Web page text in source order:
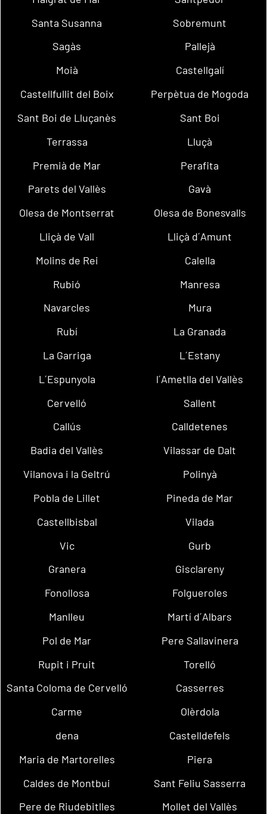
Santa Susanna
Sobremunt
Sagàs
Pallejà
Moià
Castellgalí
Castellfullit del Boix
Perpètua de Mogoda
Sant Boi de Lluçanès
Sant Boi
Terrassa
Lluçà
Premià de Mar
Perafita
Parets del Vallès
Gavà
Olesa de Montserrat
Olesa de Bonesvalls
Lliçà de Vall
Lliçà d´Amunt
Molins de Rei
Calella
Rubió
Manresa
Navarcles
Mura
Rubí
La Granada
La Garriga
L´Estany
L´Espunyola
l´Ametlla del Vallès
Cervelló
Sallent
Callús
Calldetenes
Badia del Vallès
Vilassar de Dalt
Vilanova i la Geltrú
Polinyà
Pobla de Lillet
Pineda de Mar
Castellbisbal
Vilada
Vic
Gurb
Granera
Gisclareny
Fonollosa
Folgueroles
Manlleu
Martí d´Albars
Pol de Mar
Pere Sallavinera
Rupit i Pruit
Torelló
Santa Coloma de Cervelló
Casserres
Carme
Olèrdola
dena
Castelldefels
Maria de Martorelles
Piera
Caldes de Montbui
Sant Feliu Sasserra
Pere de Riudebitlles
Mollet del Vallès